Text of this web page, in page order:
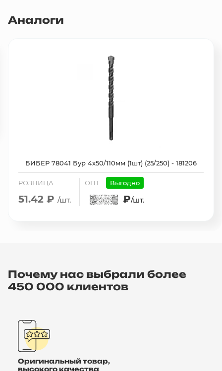
Аналоги
БИБЕР 78041 Бур 4х50/110мм (1шт) (25/250) - 181206
РОЗНИЦА
51.42 ₽ /шт.
ОПТ Выгодно
₽/шт.
Почему нас выбрали более
450 000 клиентов
Оригинальный товар,
высокого качества